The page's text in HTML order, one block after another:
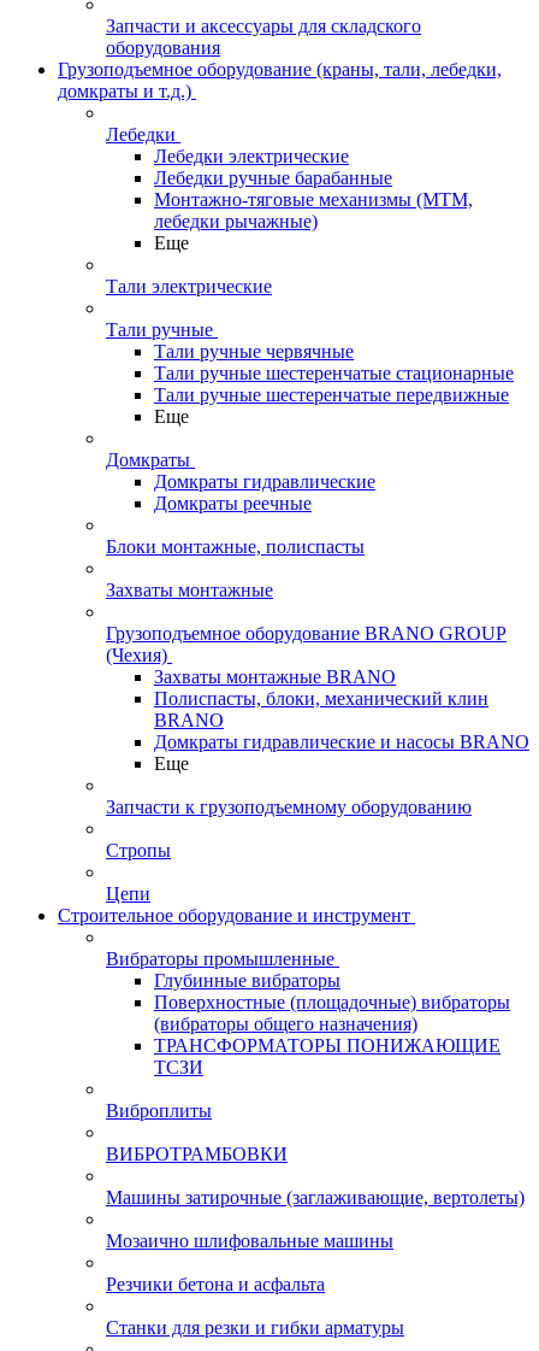
Запчасти и аксессуары для складского
оборудования
Грузоподъемное оборудование (краны, тали, лебедки,
домкраты и т.д.)
Лебедки
Лебедки электрические
Лебедки ручные барабанные
Монтажно-тяговые механизмы (МТМ,
лебедки рычажные)
Еще
Тали электрические
Тали ручные
Тали ручные червячные
Тали ручные шестеренчатые стационарные
Тали ручные шестеренчатые передвижные
Еще
Домкраты
Домкраты гидравлические
Домкраты реечные
Блоки монтажные, полиспасты
Захваты монтажные
Грузоподъемное оборудование BRANO GROUP
(Чехия)
Захваты монтажные BRANO
Полиспасты, блоки, механический клин
BRANO
Домкраты гидравлические и насосы BRANO
Еще
Запчасти к грузоподъемному оборудованию
Стропы
Цепи
Строительное оборудование и инструмент
Вибраторы промышленные
Глубинные вибраторы
Поверхностные (площадочные) вибраторы
(вибраторы общего назначения)
ТРАНСФОРМАТОРЫ ПОНИЖАЮЩИЕ
ТСЗИ
Виброплиты
ВИБРОТРАМБОВКИ
Машины затирочные (заглаживающие, вертолеты)
Мозаично шлифовальные машины
Резчики бетона и асфальта
Станки для резки и гибки арматуры